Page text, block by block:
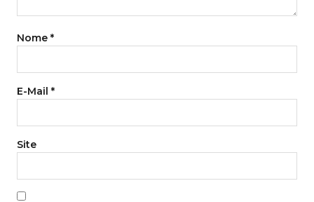
Nome *
E-Mail *
Site